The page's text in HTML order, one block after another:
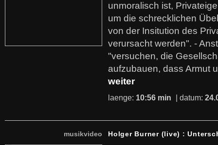
unmoralisch ist,
um die schrecklichen
von der Insitution des
verursacht werden". -
"versuchen, die
aufzubauen, dass Armut
weiter
laenge: 10:56 min | datum:
musikvideo Holger Burner (live) :